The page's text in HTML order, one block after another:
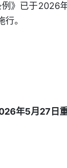
例》已于2026
。
年5月27日